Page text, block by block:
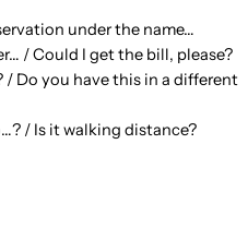
under the name…
/ Could I get the bill, please?
/ Do you have this in a different
/ Is it walking distance?